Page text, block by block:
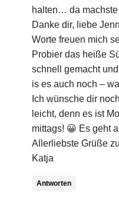
halten… da
Danke dir, liebe
Worte freuen mich
Probier das heiße
schnell gemacht
is es auch noch –
Ich wünsche dir
leicht, denn es ist
mittags! 😀 Es geht
Allerliebste Grüße
Katja
Antworten